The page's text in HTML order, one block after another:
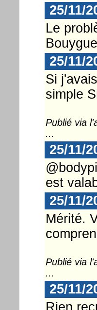
25/11/
Le
25/11/
Si
simple
Publié via
...
25/11/
est
25/11/
Mérité.
Publié via
...
25/11/
Rien